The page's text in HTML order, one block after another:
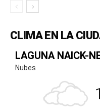
CLIMA EN LA
LAGUNA NAICK-
Nubes